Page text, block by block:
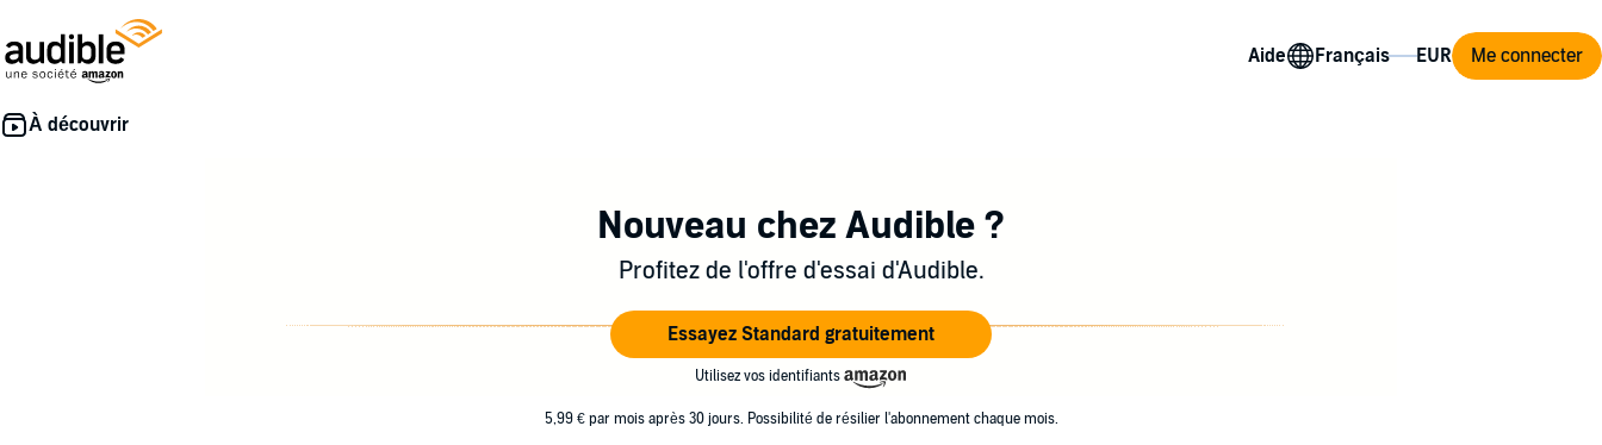
Aide Me connecter
Nouveau chez Audible ?
Profitez de l'offre d'essai d'Audible.
Essayez Standard gratuitement
Utilisez vos identifiants
5,99 € par mois après 30 jours. Possibilité de résilier l'abonnement chaque mois.